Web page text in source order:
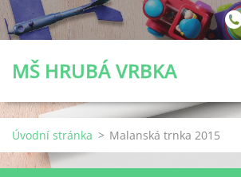
MŠ HRUBÁ VRBKA
Úvodní stránka > Malanská trnka 2015